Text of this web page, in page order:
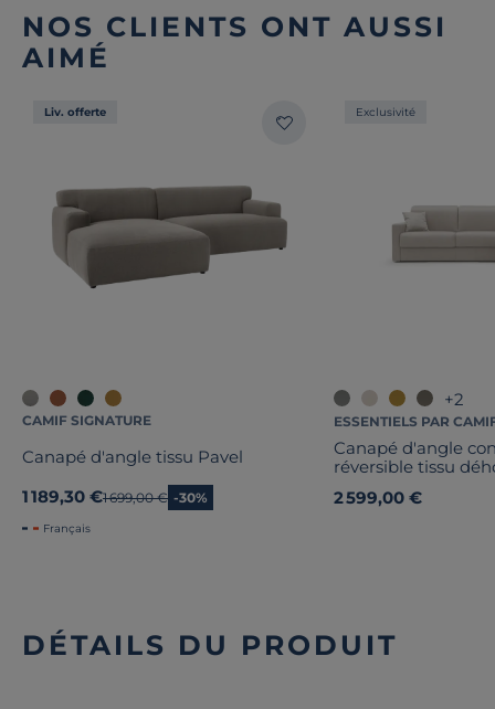
NOS CLIENTS ONT AUSSI
AIMÉ
Liv. offerte
CAMIF SIGNATURE
Canapé d'angle tissu Pavel
1 189,30 €Ancien prix
1 699,00 € -30%
Français
Exclusivité
+2
ESSENTIELS PAR
Canapé d'angle
réversible tissu
2 599,00 €
DÉTAILS DU PRODUIT